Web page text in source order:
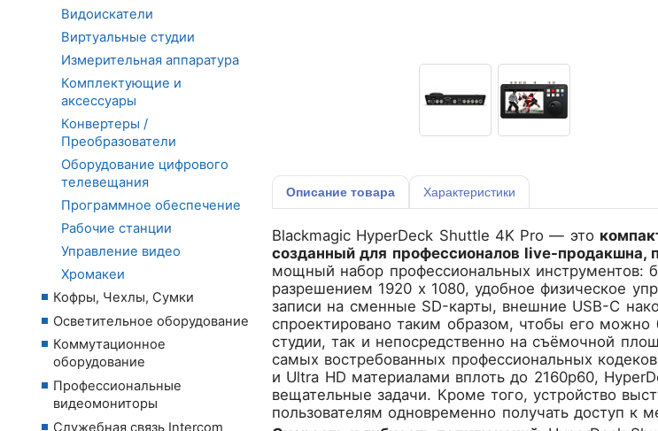
Видоискатели
Виртуальные студии
Измерительная аппаратура
Комплектующие и
аксессуары
Конвертеры /
Преобразователи
Оборудование цифрового
телевещания
Программное обеспечение
Рабочие станции
Управление видео
Хромакеи
Кофры, Чехлы, Сумки
Осветительное оборудование
Коммутационное
оборудование
Профессиональные
видеомониторы
Служебная связь Intercom
Описание товара Характеристики
Blackmagic HyperDeck Shuttle 4K Pro — это
созданный для профессионалов live-продакшна,
мощный набор профессиональных
разрешением 1920 x 1080, удобное физическое
записи на сменные SD-карты, внешние USB-C
спроектировано таким образом, чтобы его можно
студии, так и непосредственно на съёмочной
самых востребованных профессиональных
и Ultra HD материалами вплоть до 2160p60,
вещательные задачи. Кроме того, устройство
пользователям одновременно получать доступ к